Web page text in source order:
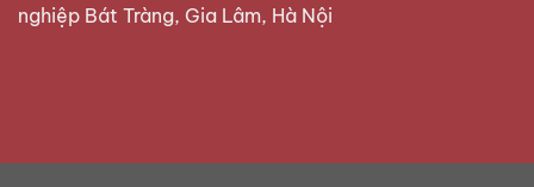
nghiệp Bát Tràng, Gia Lâm, Hà Nội